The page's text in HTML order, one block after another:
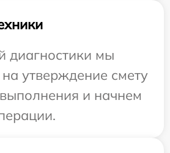
диагностики мы
утверждение смету
и начнем